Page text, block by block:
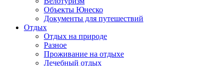
Объекты Юнеско
Документы для путешествий
Отдых
Отдых на природе
Разное
Проживание на отдыхе
Лечебный отдых